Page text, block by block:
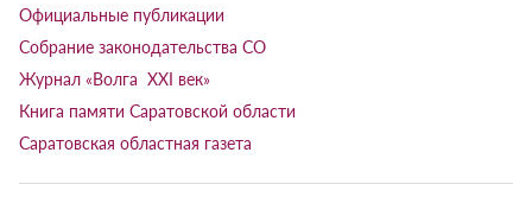
Официальные публикации
Собрание законодательства СО
Журнал «Волга XXI век»
Книга памяти Саратовской области
Саратовская областная газета